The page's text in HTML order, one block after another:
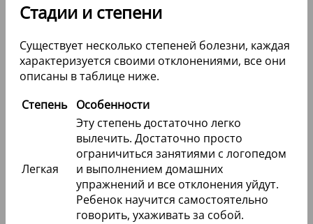
Стадии и степени
Существует несколько степеней болезни, каждая
характеризуется своими отклонениями, все они
описаны в таблице ниже.
Степень
Особенности
Легкая
Эту степень достаточно легко
вылечить. Достаточно просто
ограничиться занятиями с логопедом
и выполнением домашних
упражнений и все отклонения уйдут.
Ребенок научится самостоятельно
говорить, ухаживать за собой.